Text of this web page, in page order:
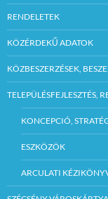
RENDELETEK
KÖZÉRDEKŰ ADATOK
KÖZBESZERZÉSEK,
TELEPÜLÉSFEJLESZTÉS,
KONCEPCIÓ,
ESZKÖZÖK
ARCULATI